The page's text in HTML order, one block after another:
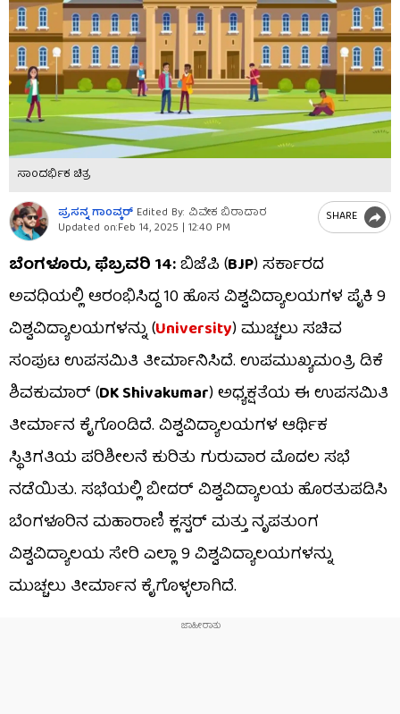
ಸಾಂದರ್ಭಿಕ ಚಿತ್ರ
ಪ್ರಸನ್ನ ಗಾಂವ್ಕರ್​ Edited By: ವಿವೇಕ ಬಿರಾದಾರ
Updated on:Feb 14, 2025 | 12:40 PM
SHARE
ಬೆಂಗಳೂರು, ಫೆಬ್ರವರಿ 14:ಬಿಜೆಪಿ (BJP) ಸರ್ಕಾರದ
ಅವಧಿಯಲ್ಲಿ ಆರಂಭಿಸಿದ್ದ 10 ಹೊಸ ವಿಶ್ವವಿದ್ಯಾಲಯಗಳ ಪೈಕಿ 9
ವಿಶ್ವವಿದ್ಯಾಲಯಗಳನ್ನು (University) ಮುಚ್ಚಲು ಸಚಿವ
ಸಂಪುಟ ಉಪಸಮಿತಿ ತೀರ್ಮಾನಿಸಿದೆ. ಉಪಮುಖ್ಯಮಂತ್ರಿ ಡಿಕೆ
ಶಿವಕುಮಾರ್ (DK Shivakumar) ಅಧ್ಯಕ್ಷತೆಯ ಈ ಉಪಸಮಿತಿ
ತೀರ್ಮಾನ ಕೈಗೊಂಡಿದೆ. ವಿಶ್ವವಿದ್ಯಾಲಯಗಳ ಆರ್ಥಿಕ
ಸ್ಥಿತಿಗತಿಯ ಪರಿಶೀಲನೆ ಕುರಿತು ಗುರುವಾರ ಮೊದಲ ಸಭೆ
ನಡೆಯಿತು. ಸಭೆಯಲ್ಲಿ ಬೀದರ್ ವಿಶ್ವವಿದ್ಯಾಲಯ ಹೊರತುಪಡಿಸಿ
ಬೆಂಗಳೂರಿನ ಮಹಾರಾಣಿ ಕ್ಲಸ್ಟರ್ ಮತ್ತು ನೃಪತುಂಗ
ವಿಶ್ವವಿದ್ಯಾಲಯ ಸೇರಿ ಎಲ್ಲಾ 9 ವಿಶ್ವವಿದ್ಯಾಲಯಗಳನ್ನು
ಮುಚ್ಚಲು ತೀರ್ಮಾನ ಕೈಗೊಳ್ಳಲಾಗಿದೆ.